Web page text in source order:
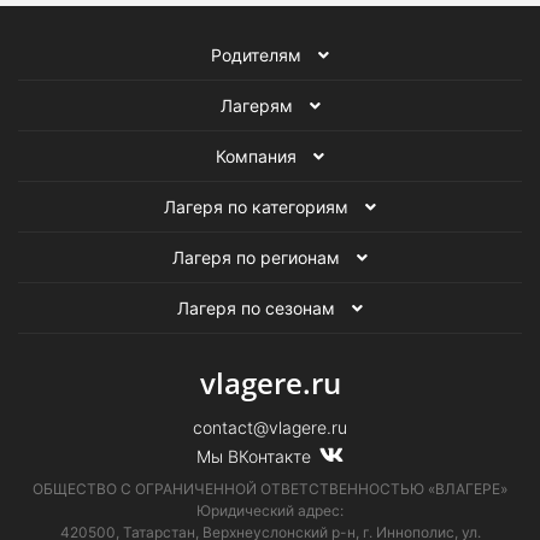
Родителям
Лагерям
Компания
Лагеря по категориям
Лагеря по регионам
Лагеря по сезонам
vlagere.ru
contact@vlagere.ru
Мы ВКонтакте
ОБЩЕСТВО С ОГРАНИЧЕННОЙ ОТВЕТСТВЕННОСТЬЮ «ВЛАГЕРЕ»
Юридический адрес:
420500, Татарстан, Верхнеуслонский р-н, г. Иннополис, ул.